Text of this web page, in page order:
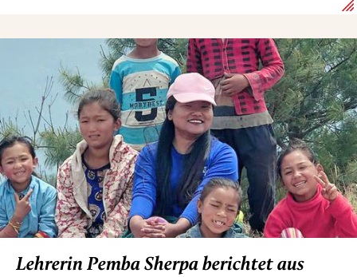
Lehrerin Pemba Sherpa berichtet aus